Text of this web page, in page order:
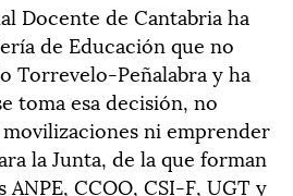
Docente de Cantabria ha
de Educación que no
Torrevelo-Peñalabra y ha
toma esa decisión, no
ni emprender
la Junta, de la que forman
CCOO, CSI-F, UGT y